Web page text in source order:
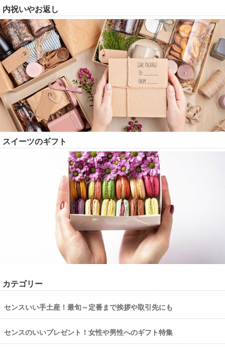
内祝いやお返し
スイーツのギフト
カテゴリー
センスいい手土産！最旬～定番まで挨拶や取引先にも
センスのいいプレゼント！女性や男性へのギフト特集